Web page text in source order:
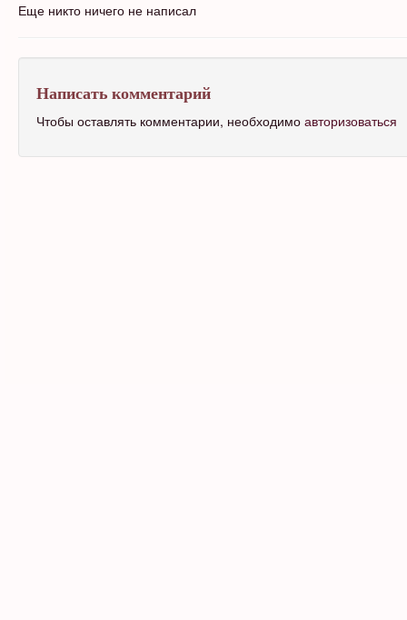
Еще никто ничего не написал
Написать комментарий
Чтобы оставлять комментарии, необходимо авторизоваться